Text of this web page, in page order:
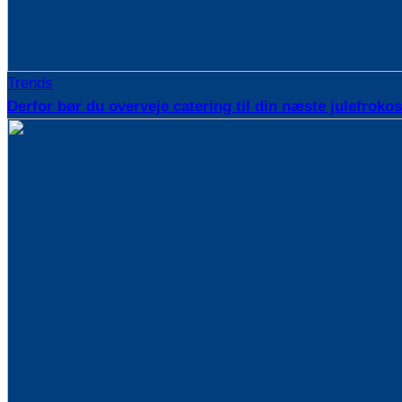
Trends
Derfor bør du overveje catering til din næste